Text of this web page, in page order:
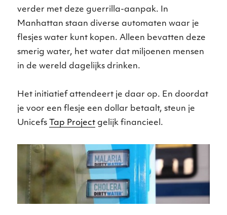
verder met deze guerrilla-aanpak. In
Manhattan staan diverse automaten waar je
flesjes water kunt kopen. Alleen bevatten deze
smerig water, het water dat miljoenen mensen
in de wereld dagelijks drinken.
Het initiatief attendeert je daar op. En doordat
je voor een flesje een dollar betaalt, steun je
Unicefs
Tap Project gelijk financieel.